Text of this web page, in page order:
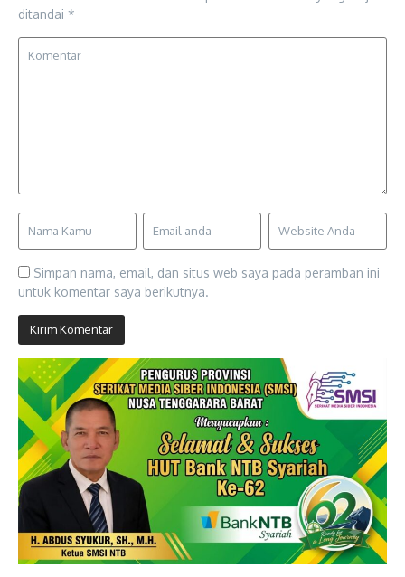
ditandai *
Simpan nama, email, dan situs web saya pada peramban ini
untuk komentar saya berikutnya.